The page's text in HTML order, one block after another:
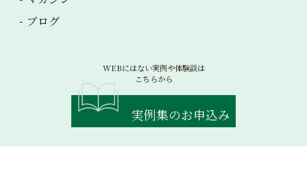
ブログ
WEBにはない実例や体験談は
こちらから
実例集のお申込み